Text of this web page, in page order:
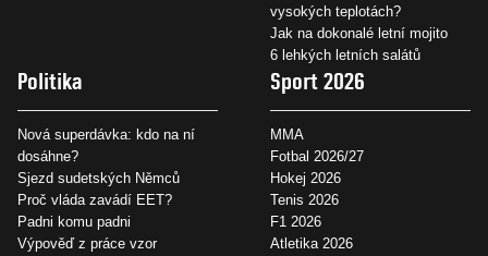
vysokých teplotách?
Jak na dokonalé letní mojito
6 lehkých letních salátů
Politika
Nová superdávka: kdo na ní
dosáhne?
Sjezd sudetských Němců
Proč vláda zavádí EET?
Padni komu padni
Výpověď z práce vzor
Sport 2026
MMA
Fotbal 2026/27
Hokej 2026
Tenis 2026
F1 2026
Atletika 2026